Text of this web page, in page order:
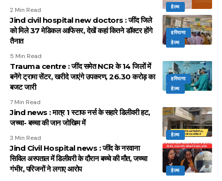
हेल्थ
2 Min Read
हरियाणा
हेल्थ
Jind civil hospital new doctors : जींद जिले
को मिले 37 मेडिकल आफिसर, देखें कहां कितने डॉक्टर होंगे
तैनात
5 Min Read
हरियाणा
हेल्थ
Trauma centre : जींद समेत NCR के 14 जिलों में
बनेंगे ट्रामा सेंटर, खरीदे जाएंगे उपकरण, 26.30 करोड़ का
बजट जारी
7 Min Read
हेल्थ
Jind news : मात्र 1 स्टाफ नर्स के सहारे डिलीवरी हट,
जच्चा- बच्चा की जान जोखिम में
3 Min Read
हेल्थ
Jind Civil Hospital news : जींद के नरवाना
सिविल अस्पताल में डिलीवरी के दौरान बच्चे की मौत, जच्चा
गंभीर, परिजनों ने लगाए आरोप